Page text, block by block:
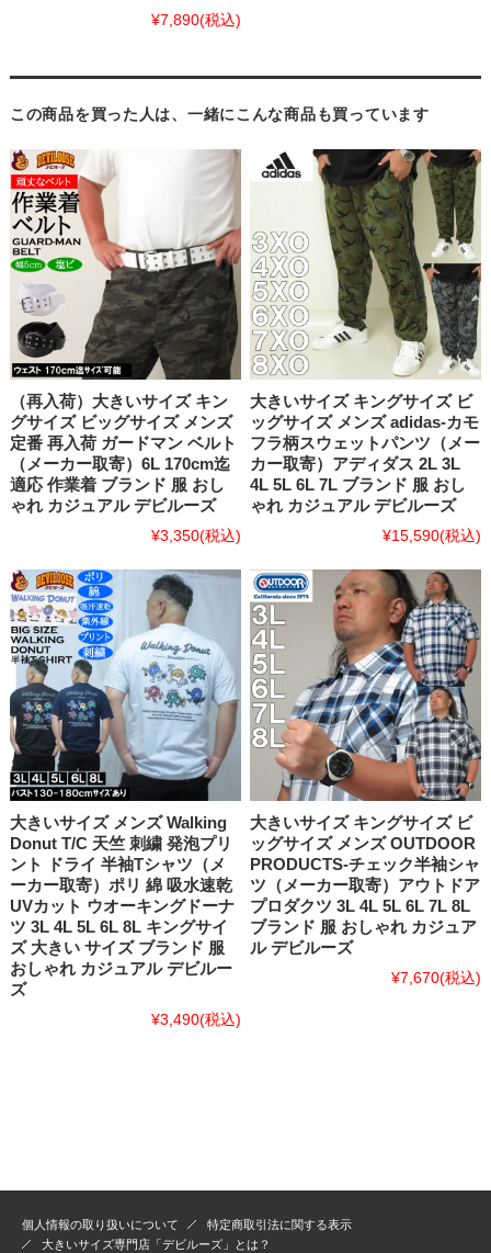
¥7,890(税込)
この商品を買った人は、一緒にこんな商品も買っています
（再入荷）大きいサイズ キン
グサイズ ビッグサイズ メンズ
定番 再入荷 ガードマン ベルト
（メーカー取寄）6L 170cm迄
適応 作業着 ブランド 服 おし
ゃれ カジュアル デビルーズ
¥3,350(税込)
大きいサイズ キングサイズ ビ
ッグサイズ メンズ adidas-カモ
フラ柄スウェットパンツ（メー
カー取寄）アディダス 2L 3L
4L 5L 6L 7L ブランド 服 おし
ゃれ カジュアル デビルーズ
¥15,590(税込)
大きいサイズ メンズ Walking
Donut T/C 天竺 刺繍 発泡プリ
ント ドライ 半袖Tシャツ（メ
ーカー取寄）ポリ 綿 吸水速乾
UVカット ウオーキングドーナ
ツ 3L 4L 5L 6L 8L キングサイ
ズ 大きい サイズ ブランド 服
おしゃれ カジュアル デビルー
ズ
¥3,490(税込)
大きいサイズ キングサイズ ビ
ッグサイズ メンズ OUTDOOR
PRODUCTS-チェック半袖シャ
ツ（メーカー取寄）アウトドア
プロダクツ 3L 4L 5L 6L 7L 8L
ブランド 服 おしゃれ カジュア
ル デビルーズ
¥7,670(税込)
個人情報の取り扱いについて
特定商取引法に関する表示
大きいサイズ専門店「デビルーズ」とは？